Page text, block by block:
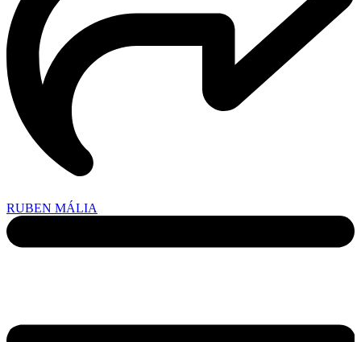
RUBEN MÁLIA